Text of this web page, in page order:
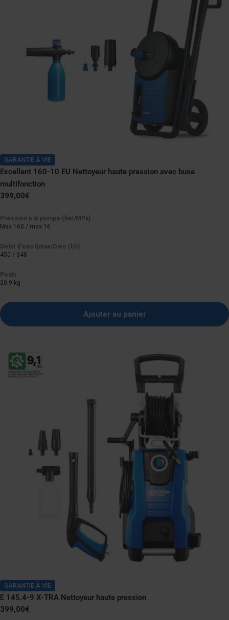
GARANTIE À VIE
Excellent 160-10 EU Nettoyeur haute pression avec buse
multifonction
Prix
399,00€
Pression à la pompe (bar/MPa)
Max 160 / max 16
Débit d'eau Qmax/Qiec (l/h)
450 / 348
Poids
20.9 kg
Ajouter au panier
GARANTIE À VIE
E 145.4-9 X-TRA Nettoyeur haute pression
Prix
399,00€